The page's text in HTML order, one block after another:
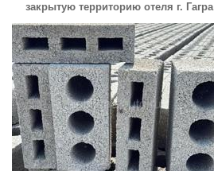
закрытую территорию отеля г. Гагра